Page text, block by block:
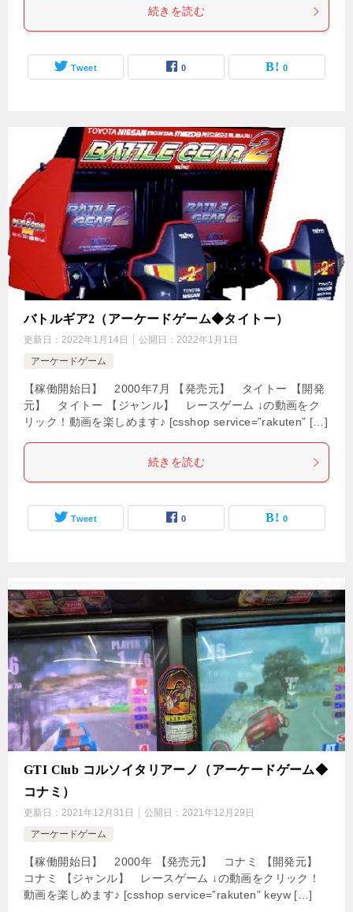
続きを読む
Tweet 0 0
バトルギア2（アーケードゲーム◆タイトー）
更新日： 2022年1月14日 公開日： 2022年1月1日
アーケードゲーム
【稼働開始日】 2000年7月 【発売元】 タイトー 【開発
元】 タイトー 【ジャンル】 レースゲーム ↓の動画をク
リック！動画を楽しめます♪ [csshop service=”rakuten” […]
続きを読む
Tweet 0 0
GTI Club コルソイタリアーノ（アーケードゲーム◆
コナミ）
更新日： 2021年12月31日 公開日： 2021年12月29日
アーケードゲーム
【稼働開始日】 2000年 【発売元】 コナミ 【開発元】
コナミ 【ジャンル】 レースゲーム ↓の動画をクリック！
動画を楽しめます♪ [csshop service=”rakuten” keyw […]